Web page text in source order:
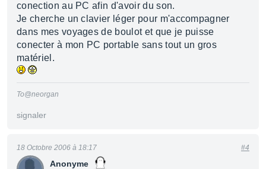
conection au PC afin d'avoir du son.
Je cherche un clavier léger pour m'accompagner
dans mes voyages de boulot et que je puisse
conecter à mon PC portable sans tout un gros
matériel.
To@neorgan
signaler
Anonyme
18 Octobre 2006 à 18:17 #4